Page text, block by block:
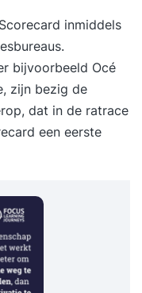
inmiddels
bijvoorbeeld Océ
zijn bezig de
dat in de ratrace
een eerste